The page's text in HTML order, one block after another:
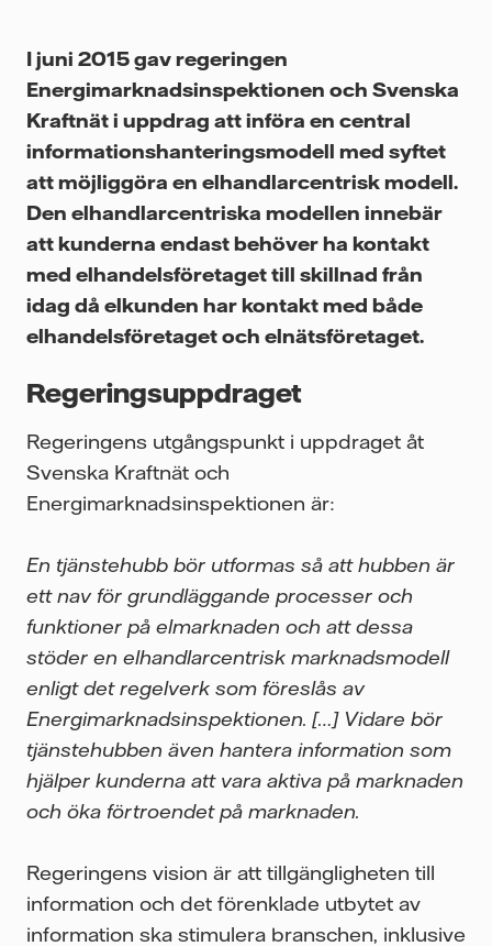
I juni 2015 gav regeringen
Energimarknadsinspektionen och Svenska
Kraftnät i uppdrag att införa en central
informationshanteringsmodell med syftet
att möjliggöra en elhandlarcentrisk modell.
Den elhandlarcentriska modellen innebär
att kunderna endast behöver ha kontakt
med elhandelsföretaget till skillnad från
idag då elkunden har kontakt med både
elhandelsföretaget och elnätsföretaget.
Regeringsuppdraget
Regeringens utgångspunkt i uppdraget åt
Svenska Kraftnät och
Energimarknadsinspektionen är:
En tjänstehubb bör utformas så att hubben är
ett nav för grundläggande processer och
funktioner på elmarknaden och att dessa
stöder en elhandlarcentrisk marknadsmodell
enligt det regelverk som föreslås av
Energimarknadsinspektionen. […] Vidare bör
tjänstehubben även hantera information som
hjälper kunderna att vara aktiva på marknaden
och öka förtroendet på marknaden.
Regeringens vision är att tillgängligheten till
information och det förenklade utbytet av
information ska stimulera branschen, inklusive